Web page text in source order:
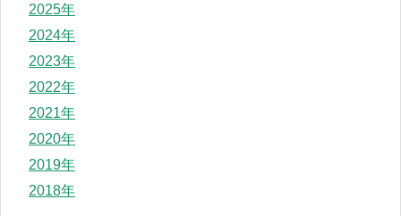
2025年
2024年
2023年
2022年
2021年
2020年
2019年
2018年